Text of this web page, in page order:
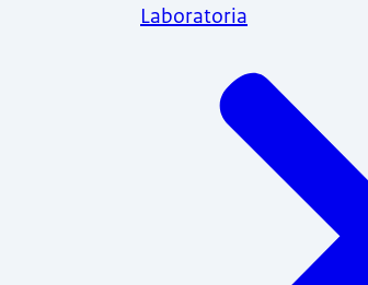
Laboratoria